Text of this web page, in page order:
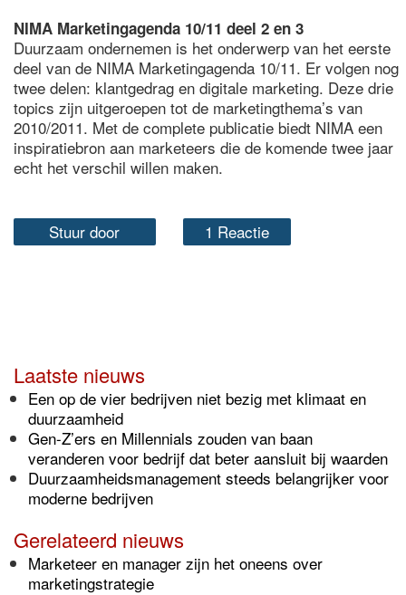
NIMA Marketingagenda 10/11 deel 2 en 3
Duurzaam ondernemen is het onderwerp van het eerste
deel van de NIMA Marketingagenda 10/11. Er volgen nog
twee delen: klantgedrag en digitale marketing. Deze drie
topics zijn uitgeroepen tot de marketingthema’s van
2010/2011. Met de complete publicatie biedt NIMA een
inspiratiebron aan marketeers die de komende twee jaar
echt het verschil willen maken.
Stuur door 1 Reactie
Laatste nieuws
Een op de vier bedrijven niet bezig met klimaat en
duurzaamheid
Gen-Z’ers en Millennials zouden van baan
veranderen voor bedrijf dat beter aansluit bij waarden
Duurzaamheidsmanagement steeds belangrijker voor
moderne bedrijven
Gerelateerd nieuws
Marketeer en manager zijn het oneens over
marketingstrategie